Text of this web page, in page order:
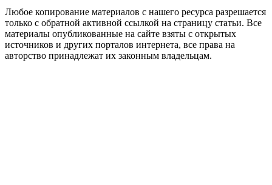
Любое копирование материалов с нашего ресурса разрешается
только с обратной активной ссылкой на страницу статьи. Все
материалы опубликованные на сайте взяты с открытых
источников и других порталов интернета, все права на
авторство принадлежат их законным владельцам.